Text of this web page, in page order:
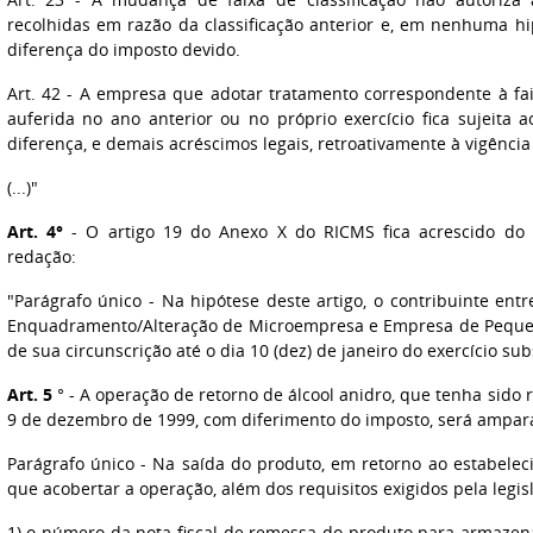
recolhidas em razão da classificação anterior e, em nenhuma
diferença do imposto devido.
Art. 42 - A empresa que adotar tratamento correspondente à
auferida no ano anterior ou no próprio exercício fica sujeita
diferença, e demais acréscimos legais, retroativamente à
(...)"
Art. 4° - O artigo 19 do Anexo X do RICMS fica acrescido
redação:
"Parágrafo único - Na hipótese deste artigo, o contribuinte
Enquadramento/Alteração de Microempresa e Empresa de
de sua circunscrição até o dia 10 (dez) de janeiro do exercício
Art. 5 ° - A operação de retorno de álcool anidro, que tenha sido
9 de dezembro de 1999, com diferimento do imposto, será
Parágrafo único - Na saída do produto, em retorno ao
que acobertar a operação, além dos requisitos exigidos pela